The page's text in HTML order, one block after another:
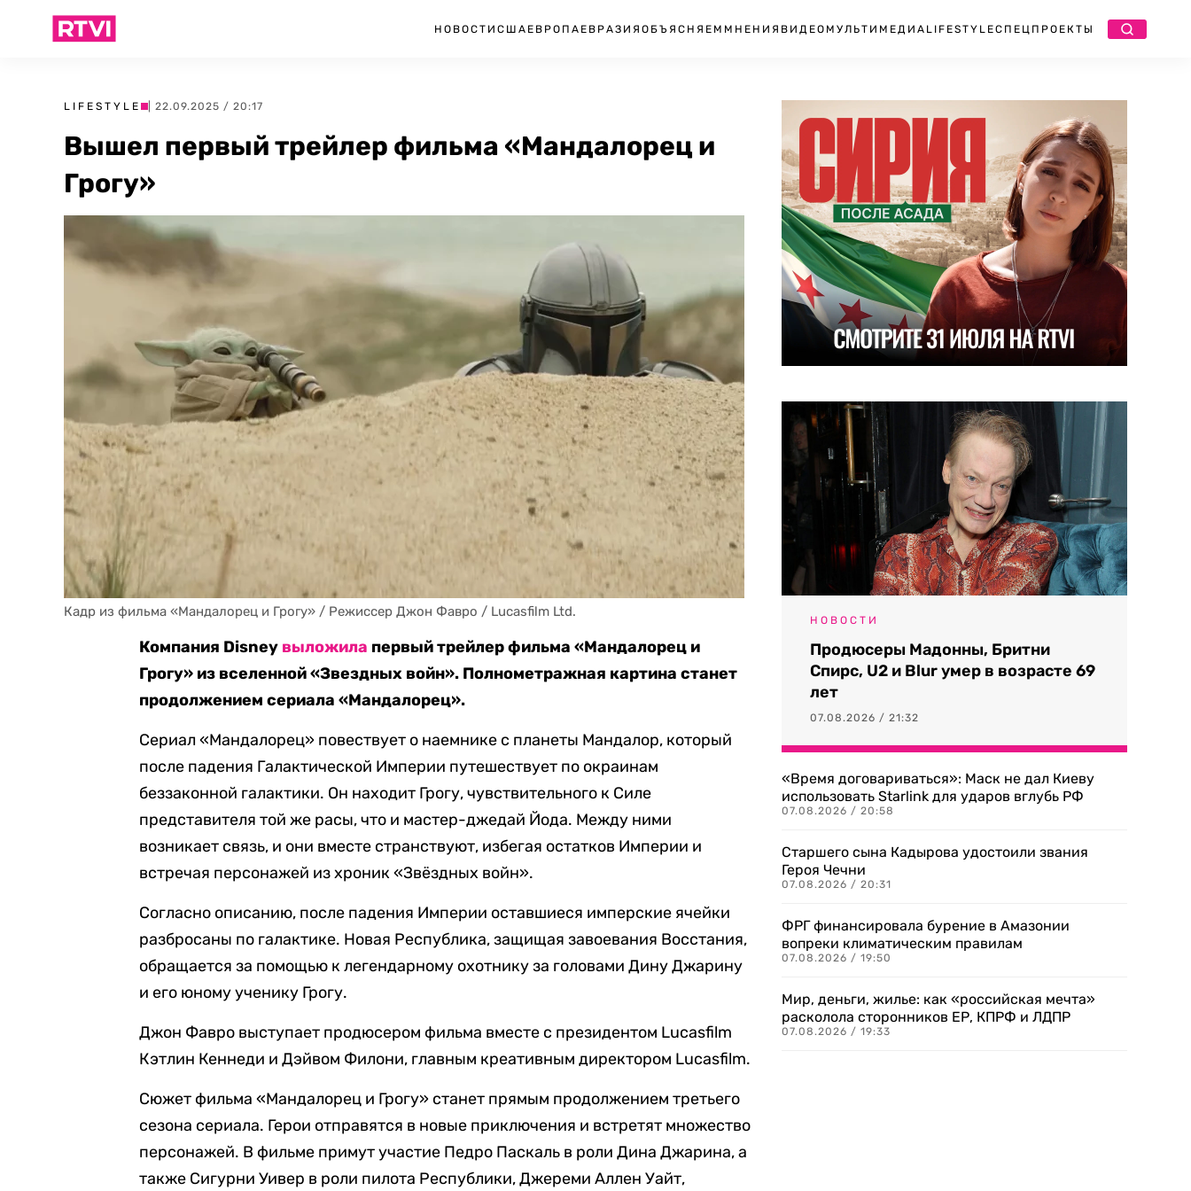
НОВОСТИ США ЕВРОПА ЕВРАЗИЯ ОБЪЯСНЯЕМ МНЕНИЯ ВИДЕО МУЛЬТИМЕДИА LIFESTYLEСПЕЦПРОЕКТЫ
LIFESTYLE | 22.09.2025 / 20:17
Вышел первый трейлер фильма «Мандалорец и
Грогу»
Кадр из фильма «Мандалорец и Грогу» / Режиссер Джон Фавро / Lucasfilm Ltd.
Компания Disney выложила первый трейлер фильма «Мандалорец и
Грогу» из вселенной «Звездных войн». Полнометражная картина станет
продолжением сериала «Мандалорец».
Сериал «Мандалорец» повествует о наемнике с планеты Мандалор, который
после падения Галактической Империи путешествует по окраинам
беззаконной галактики. Он находит Грогу, чувствительного к Силе
представителя той же расы, что и мастер-джедай Йода. Между ними
возникает связь, и они вместе странствуют, избегая остатков Империи и
встречая персонажей из хроник «Звёздных войн».
Согласно описанию, после падения Империи оставшиеся имперские ячейки
разбросаны по галактике. Новая Республика, защищая завоевания Восстания,
обращается за помощью к легендарному охотнику за головами Дину Джарину
и его юному ученику Грогу.
Джон Фавро выступает продюсером фильма вместе с президентом Lucasfilm
Кэтлин Кеннеди и Дэйвом Филони, главным креативным директором Lucasfilm.
Сюжет фильма «Мандалорец и Грогу» станет прямым продолжением третьего
сезона сериала. Герои отправятся в новые приключения и встретят множество
персонажей. В фильме примут участие Педро Паскаль в роли Дина Джарина, а
также Сигурни Уивер в роли пилота Республики, Джереми Аллен Уайт,
НОВОСТИ
Продюсеры Мадонны, Бритни
Спирс, U2 и Blur умер в возрасте 69
лет
07.08.2026 / 21:32
«Время договариваться»: Маск не дал Киеву
использовать Starlink для ударов вглубь РФ
07.08.2026 / 20:58
Старшего сына Кадырова удостоили звания
Героя Чечни
07.08.2026 / 20:31
ФРГ финансировала бурение в Амазонии
вопреки климатическим правилам
07.08.2026 / 19:50
Мир, деньги, жилье: как «российская мечта»
расколола сторонников ЕР, КПРФ и ЛДПР
07.08.2026 / 19:33